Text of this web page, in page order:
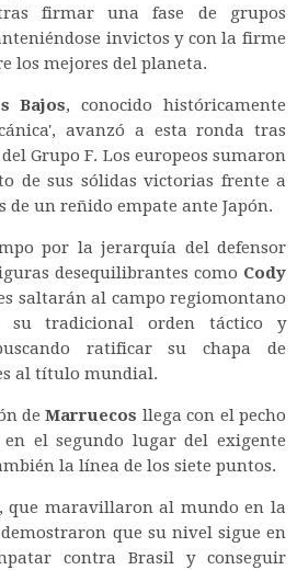
firmar una fase de grupos
invictos y con la firme
los mejores del planeta.
Bajos, conocido históricamente
avanzó a esta ronda tras
Grupo F. Los europeos sumaron
de sus sólidas victorias frente a
de un reñido empate ante Japón.
por la jerarquía del defensor
desequilibrantes como Cody
saltarán al campo regiomontano
su tradicional orden táctico y
ratificar su chapa de
al título mundial.
deMarruecos llega con el pecho
el segundo lugar del exigente
la línea de los siete puntos.
que maravillaron al mundo en la
que su nivel sigue en
contra Brasil y conseguir